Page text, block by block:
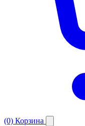
(0) Корзина